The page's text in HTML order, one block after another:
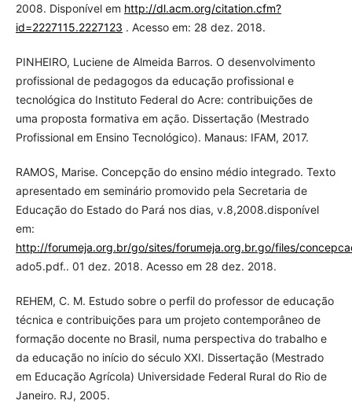
2008. Disponível em http://dl.acm.org/citation.cfm?
id=2227115.2227123 . Acesso em: 28 dez. 2018.
PINHEIRO, Luciene de Almeida Barros. O desenvolvimento
profissional de pedagogos da educação profissional e
tecnológica do Instituto Federal do Acre: contribuições de
uma proposta formativa em ação. Dissertação (Mestrado
Profissional em Ensino Tecnológico). Manaus: IFAM, 2017.
RAMOS, Marise. Concepção do ensino médio integrado. Texto
apresentado em seminário promovido pela Secretaria de
Educação do Estado do Pará nos dias, v.8,2008.disponível
em:
http://forumeja.org.br/go/sites/forumeja.org.br.go/files/
ado5.pdf.. 01 dez. 2018. Acesso em 28 dez. 2018.
REHEM, C. M. Estudo sobre o perfil do professor de educação
técnica e contribuições para um projeto contemporâneo de
formação docente no Brasil, numa perspectiva do trabalho e
da educação no início do século XXI. Dissertação (Mestrado
em Educação Agrícola) Universidade Federal Rural do Rio de
Janeiro. RJ, 2005.